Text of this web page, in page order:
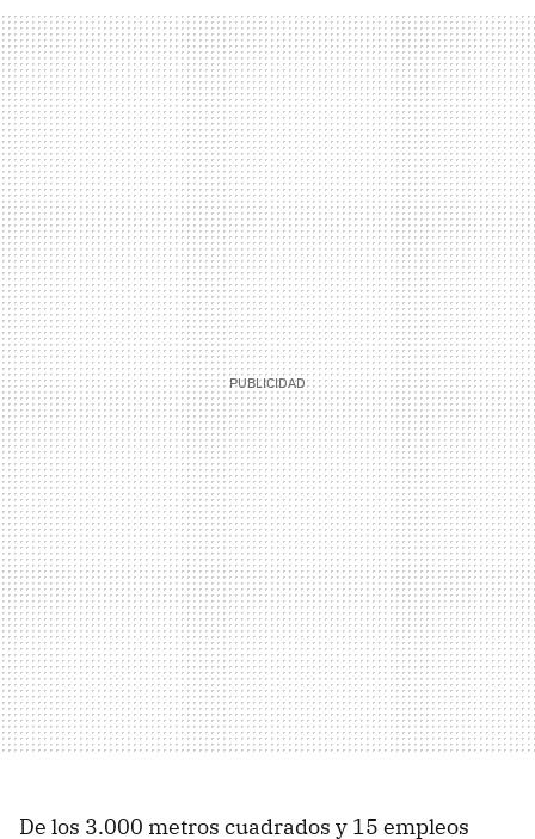
De los 3.000 metros cuadrados y 15 empleos